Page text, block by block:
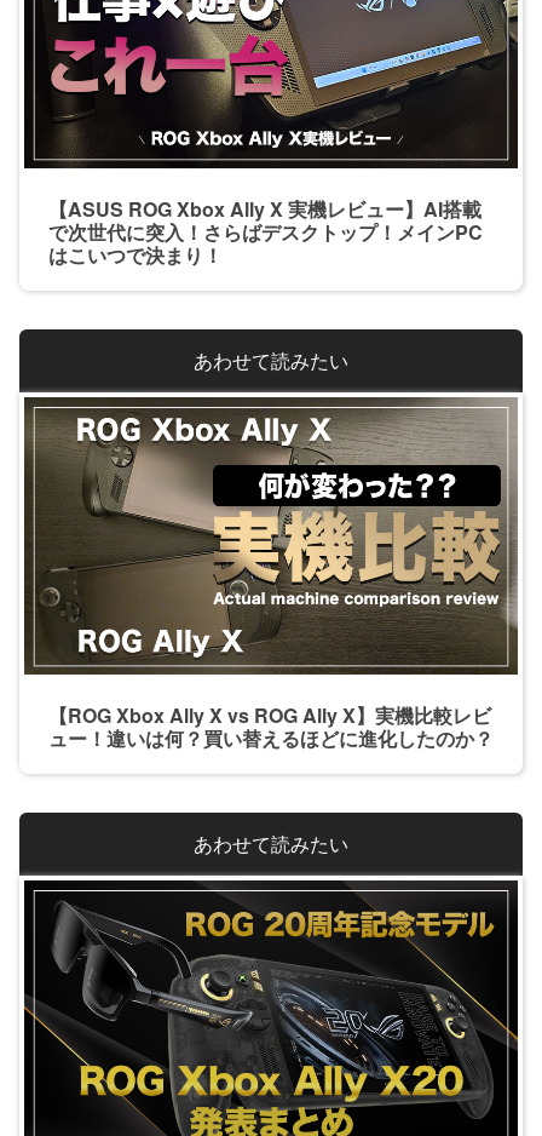
【ASUS ROG Xbox Ally X 実機レビュー】AI搭載
で次世代に突入！さらばデスクトップ！メインPC
はこいつで決まり！
【ROG Xbox Ally X vs ROG Ally X】実機比較レビ
ュー！違いは何？買い替えるほどに進化したのか？